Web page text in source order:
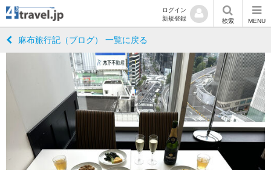
ログイン
新規登録
検索 MENU
麻布旅行記（ブログ） 一覧に戻る